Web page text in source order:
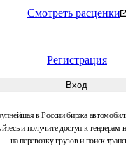
Смотреть расценки
Регистрация
Вход
в России биржа
и получите доступ к тендерам
на перевозку грузов и поиск